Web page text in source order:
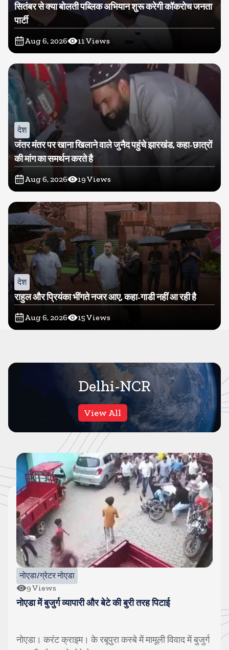
सितंबर से क्या बोलती पब्लिक अभियान शुरू करेगी कॉकरोच जनता
पार्टी
Aug 6, 2026 11 Views
देश
जंतर मंतर पर खाना खिलाने वाले जुनैद पहुंचे झारखंड, कहा-छात्रों
की मांग का समर्थन करते है
Aug 6, 2026 19Views
देश
राहुल और प्रियंका भींगते नजर आए, कहा-गाडी नहीं आ रही है
Aug 6, 2026 15Views
Delhi-NCR
View All
दिल्ली NCR
76Views
एक लाख के इनामी फुरकान को पुलिस ने किया ढेर, 30 से ज्यादा
शामली। करंट क्राइम। यूपी की शामली पुलिस की बड़ी